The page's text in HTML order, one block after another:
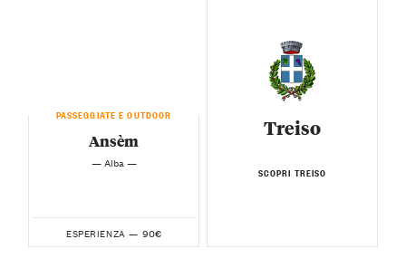
PASSEGGIATE E OUTDOOR
Ansèm
— Alba —
ESPERIENZA — 90€
Treiso
SCOPRI TREISO